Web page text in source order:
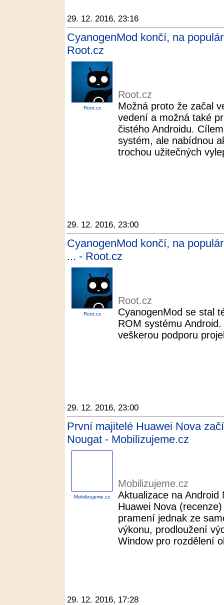
29. 12. 2016, 23:16
CyanogenMod končí, na
Root.cz
Root.cz
Root.cz
Možná proto že začal
vedení a možná také
čistého Androidu.
systém, ale nabídnou
trochou užitečných
29. 12. 2016, 23:00
CyanogenMod končí, na
... - Root.cz
Root.cz
Root.cz
CyanogenMod se stal
ROM systému
veškerou podporu
29. 12. 2016, 23:00
První majitelé Huawei Nova
Nougat - Mobilizujeme.cz
Mobilizujeme.cz
Mobilizujeme.cz
Aktualizace na
Huawei Nova
pramení jednak ze
výkonu, prodloužení
Window pro rozdělení
29. 12. 2016, 17:28